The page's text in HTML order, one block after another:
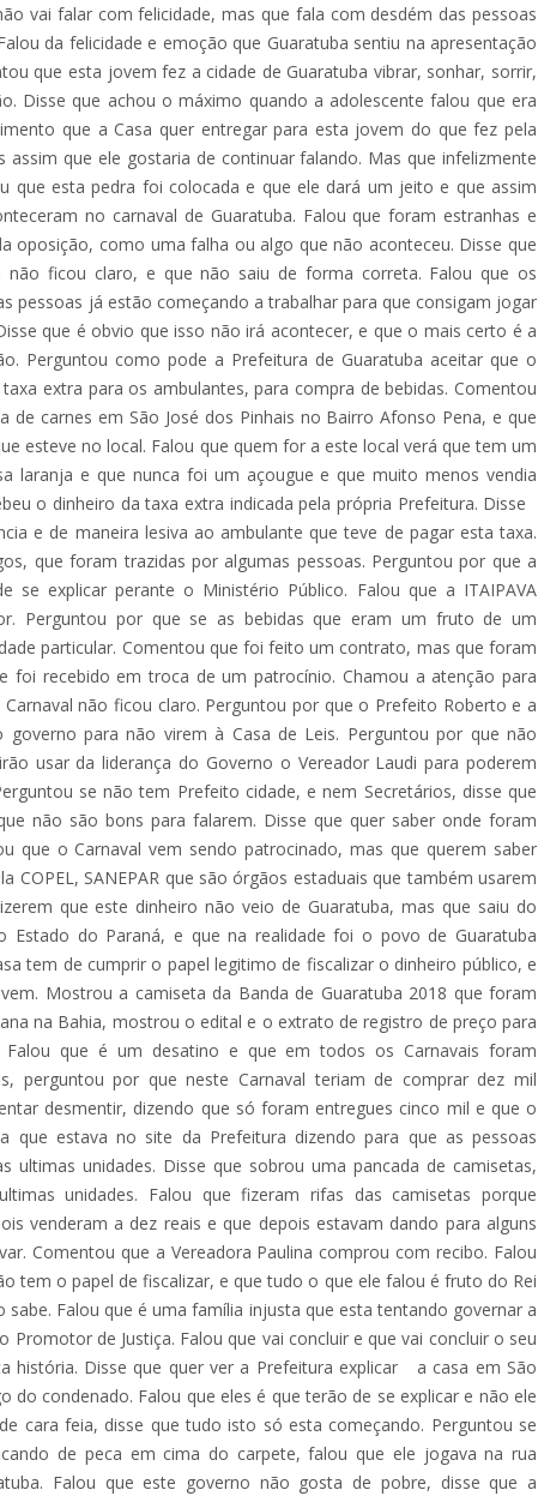
vai falar com felicidade, mas que fala com desdém das pessoas
da felicidade e emoção que Guaratuba sentiu na apresentação
que esta jovem fez a cidade de Guaratuba vibrar, sonhar, sorrir,
Disse que achou o máximo quando a adolescente falou que era
que a Casa quer entregar para esta jovem do que fez pela
assim que ele gostaria de continuar falando. Mas que infelizmente
que esta pedra foi colocada e que ele dará um jeito e que assim
no carnaval de Guaratuba. Falou que foram estranhas e
oposição, como uma falha ou algo que não aconteceu. Disse que
ficou claro, e que não saiu de forma correta. Falou que os
pessoas já estão começando a trabalhar para que consigam jogar
que é obvio que isso não irá acontecer, e que o mais certo é a
Perguntou como pode a Prefeitura de Guaratuba aceitar que o
extra para os ambulantes, para compra de bebidas. Comentou
de carnes em São José dos Pinhais no Bairro Afonso Pena, e que
esteve no local. Falou que quem for a este local verá que tem um
laranja e que nunca foi um açougue e que muito menos vendia
o dinheiro da taxa extra indicada pela própria Prefeitura. Disse
e de maneira lesiva ao ambulante que teve de pagar esta taxa.
que foram trazidas por algumas pessoas. Perguntou por que a
se explicar perante o Ministério Público. Falou que a ITAIPAVA
Perguntou por que se as bebidas que eram um fruto de um
particular. Comentou que foi feito um contrato, mas que foram
foi recebido em troca de um patrocínio. Chamou a atenção para
não ficou claro. Perguntou por que o Prefeito Roberto e a
governo para não virem à Casa de Leis. Perguntou por que não
usar da liderança do Governo o Vereador Laudi para poderem
se não tem Prefeito cidade, e nem Secretários, disse que
não são bons para falarem. Disse que quer saber onde foram
que o Carnaval vem sendo patrocinado, mas que querem saber
COPEL, SANEPAR que são órgãos estaduais que também usarem
que este dinheiro não veio de Guaratuba, mas que saiu do
Estado do Paraná, e que na realidade foi o povo de Guaratuba
tem de cumprir o papel legitimo de fiscalizar o dinheiro público, e
Mostrou a camiseta da Banda de Guaratuba 2018 que foram
na Bahia, mostrou o edital e o extrato de registro de preço para
Falou que é um desatino e que em todos os Carnavais foram
perguntou por que neste Carnaval teriam de comprar dez mil
desmentir, dizendo que só foram entregues cinco mil e que o
que estava no site da Prefeitura dizendo para que as pessoas
ultimas unidades. Disse que sobrou uma pancada de camisetas,
unidades. Falou que fizeram rifas das camisetas porque
venderam a dez reais e que depois estavam dando para alguns
Comentou que a Vereadora Paulina comprou com recibo. Falou
tem o papel de fiscalizar, e que tudo o que ele falou é fruto do Rei
Falou que é uma família injusta que esta tentando governar a
Promotor de Justiça. Falou que vai concluir e que vai concluir o seu
história. Disse que quer ver a Prefeitura explicar a casa em São
do condenado. Falou que eles é que terão de se explicar e não ele
cara feia, disse que tudo isto só esta começando. Perguntou se
de peca em cima do carpete, falou que ele jogava na rua
Falou que este governo não gosta de pobre, disse que a